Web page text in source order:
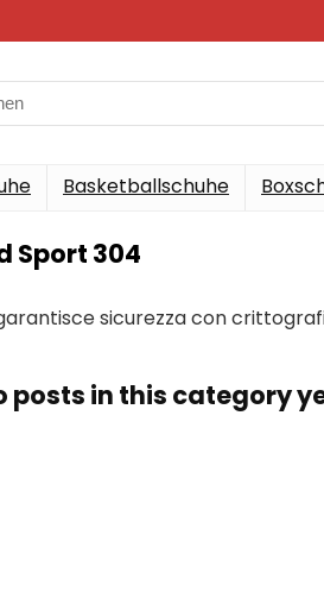
Basketballschuhe
Sport 304
sicurezza con
posts in this category